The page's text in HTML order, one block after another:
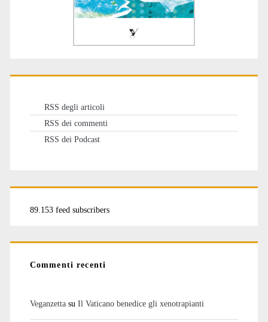
RSS degli articoli
RSS dei commenti
RSS dei Podcast
89.153 feed subscribers
Commenti recenti
Veganzettasu Il Vaticano benedice gli xenotrapianti